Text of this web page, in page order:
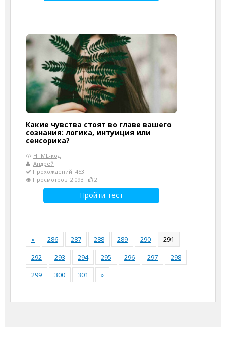
Какие чувства стоят во главе вашего
сознания: логика, интуиция или
сенсорика?
HTML-код
Андрей
Прохождений: 453
Просмотров: 2 093
2
Пройти тест
« 286 287 288 289 290
291
292
293 294 295 296 297
298
299
300 301 »